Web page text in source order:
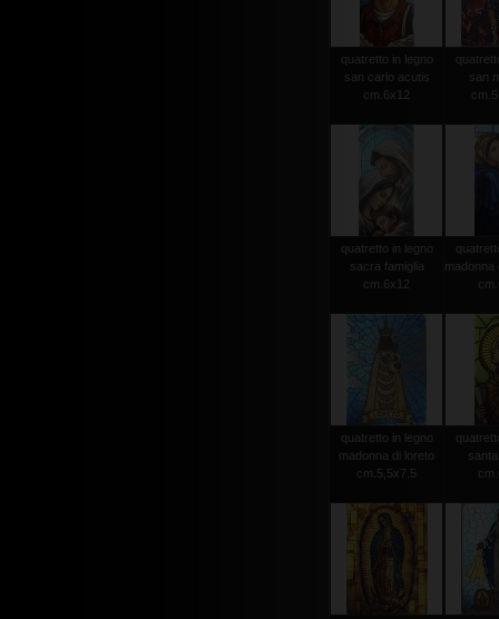
quatretto in legno
san carlo acutis
cm.6x12
san
quatretto in legno
sacra famiglia
cm.6x12
madonna
quatretto in legno
madonna di loreto
cm.5,5x7.5